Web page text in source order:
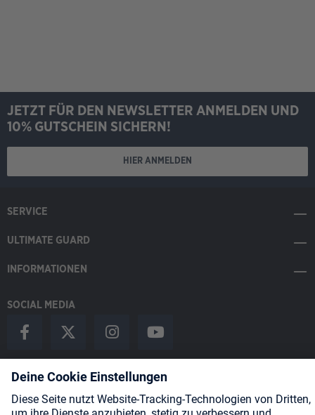
JETZT FÜR DEN NEWSLETTER ANMELDEN UND
10% GUTSCHEIN SICHERN!
HIER ANMELDEN
SERVICE
ULTIMATE GUARD
INFORMATIONEN
SOCIAL MEDIA
Payment Methods